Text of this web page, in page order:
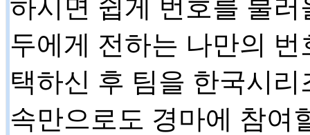
하시면 쉽게 번호를 불
두에게 전하는 나만의
택하신 후 팀을 한국시
속만으로도 경마에 참여